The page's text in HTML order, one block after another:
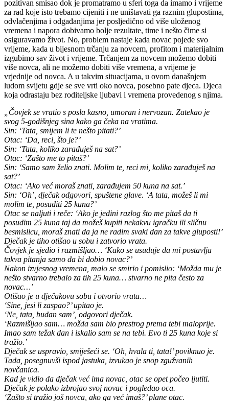
pozitivan smisao dok je promatramo u sferi toga da imamo i vrijeme
za rad koje isto trebamo cijeniti i ne uništavati ga raznim glupostima,
odvlačenjima i odgađanjima jer posljedično od više uloženog
vremena i napora dobivamo bolje rezultate, time i nešto čime si
osiguravamo život. No, problem nastaje kada novac pojede svo
vrijeme, kada u bijesnom trčanju za novcem, profitom i materijalnim
izgubimo sav život i vrijeme. Trčanjem za novcem možemo dobiti
više novca, ali ne možemo dobiti više vremena, a vrijeme je
vrjednije od novca. A u takvim situacijama, u ovom današnjem
ludom svijetu gdje se sve vrti oko novca, posebno pate djeca. Djeca
koja odrastaju bez roditeljske ljubavi i vremena provedenog s njima.
„Čovjek se vratio s posla kasno, umoran i nervozan. Zatekao je
svog 5-godišnjeg sina kako ga čeka na vratima.
Sin: ‘Tata, smijem li te nešto pitati?’
Otac: ‘Da, reci, što je?’
Sin: ‘Tata, koliko zarađuješ na sat?’
Otac: ‘Zašto me to pitaš?’
Sin: ‘Samo sam želio znati. Molim te, reci mi, koliko zarađuješ na
sat?’
Otac: ‘Ako već moraš znati, zarađujem 50 kuna na sat.’
Sin: ‘Oh’, dječak odgovori, spuštene glave. ‘A tata, možeš li mi
molim te, posuditi 25 kuna?’
Otac se naljuti i reče: ‘Ako je jedini razlog što me pitaš da ti
posudim 25 kuna taj da možeš kupiti nekakvu igračku ili sličnu
besmislicu, moraš znati da ja ne radim svaki dan za takve gluposti!’
Dječak je tiho otišao u sobu i zatvorio vrata.
Čovjek je sjedio i razmišljao… ‘Kako se usuđuje da mi postavlja
takva pitanja samo da bi dobio novac?’
Nakon izvjesnog vremena, malo se smirio i pomislio: ‘Možda mu je
nešto stvarno trebalo za tih 25 kuna… stvarno ne pita često za
novac…’
Otišao je u dječakovu sobu i otvorio vrata…
‘Sine, jesi li zaspao?’ upitao je.
‘Ne, tata, budan sam’, odgovori dječak.
‘Razmišljao sam… možda sam bio prestrog prema tebi maloprije.
Imao sam težak dan i iskalio sam se na tebi. Evo ti 25 kuna koje si
tražio.’
Dječak se uspravio, smiješeći se. ‘Oh, hvala ti, tata!’ poviknuo je.
Tada, posegnuvši ispod jastuka, izvukao je snop zgužvanih
novčanica.
Kad je vidio da dječak već ima novac, otac se opet počeo ljutiti.
Dječak je polako izbrojao svoj novac i pogledao oca.
‘Zašto si tražio još novca, ako ga već imaš?’ plane otac.